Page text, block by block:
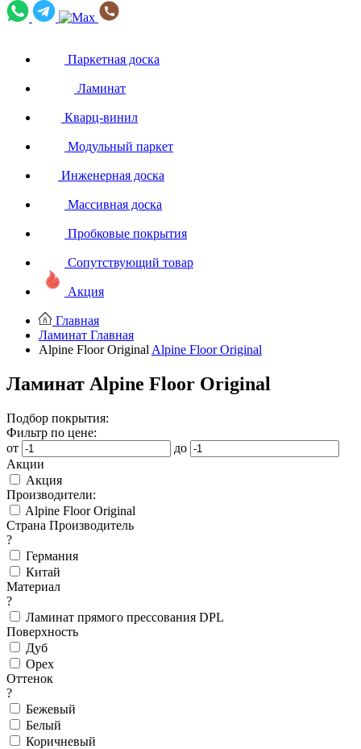
Паркетная доска
Ламинат
Кварц-винил
Модульный паркет
Инженерная доска
Массивная доска
Пробковые покрытия
Сопутствующий товар
Акция
Главная
Ламинат Главная
Alpine Floor Original Alpine Floor Original
Ламинат Alpine Floor Original
Подбор покрытия:
Фильтр по цене:
от
до
Акции
Акция
Производители:
Alpine Floor Original
Страна Производитель
?
Германия
Китай
Материал
?
Ламинат прямого прессования DPL
Поверхность
Дуб
Орех
Оттенок
?
Бежевый
Белый
Коричневый